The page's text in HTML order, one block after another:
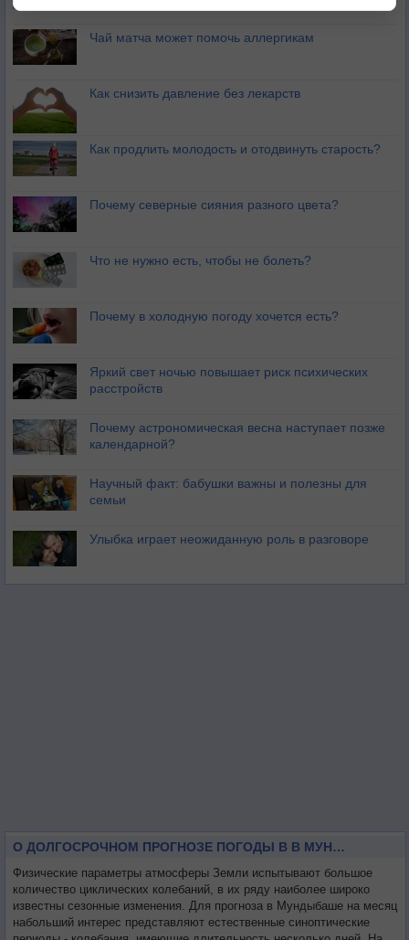
Чай матча может помочь аллергикам
Как снизить давление без лекарств
Как продлить молодость и отодвинуть старость?
Почему северные сияния разного цвета?
Что не нужно есть, чтобы не болеть?
Почему в холодную погоду хочется есть?
Яркий свет ночью повышает риск психических
расстройств
Почему астрономическая весна наступает позже
календарной?
Научный факт: бабушки важны и полезны для
семьи
Улыбка играет неожиданную роль в разговоре
О ДОЛГОСРОЧНОМ ПРОГНОЗЕ ПОГОДЫ В В МУНДЫБАШЕ НА МЕСЯЦ
Физические параметры атмосферы Земли испытывают большое
количество циклических колебаний, в их ряду наиболее широко
известны сезонные изменения. Для прогноза в Мундыбаше на месяц
набольший интерес представляют естественные синоптические